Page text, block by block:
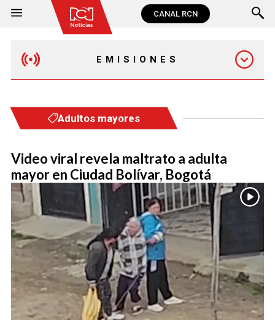
CANAL RCN
EMISIONES
EMISIÓN 7:00 PM
EMISIÓN 11:30 PM
Adultos mayores
Video viral revela maltrato a adulta
mayor en Ciudad Bolívar, Bogotá